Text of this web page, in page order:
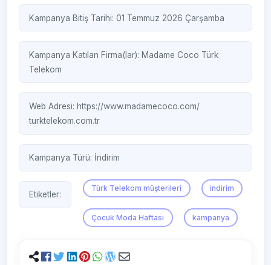
Kampanya Bitiş Tarihi: 01 Temmuz 2026 Çarşamba
Kampanya Katılan Firma(lar): Madame Coco Türk
Telekom
Web Adresi: https://www.madamecoco.com/
turktelekom.com.tr
Kampanya Türü: İndirim
Etiketler:
Türk Telekom müşterileri indirim
Çocuk Moda Haftası kampanya